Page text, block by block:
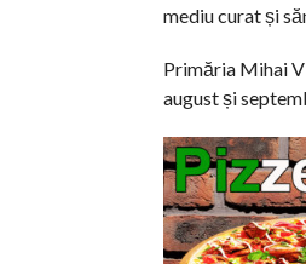
mediu curat și
Primăria Mihai
august și